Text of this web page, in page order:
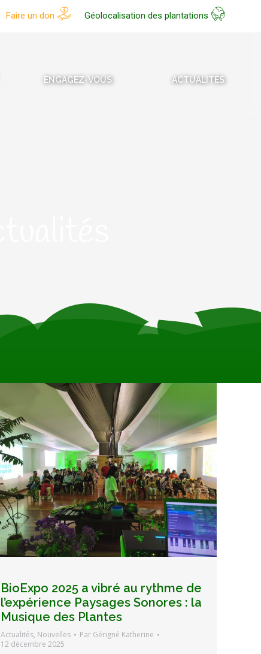
Faire un don Géolocalisation des plantations
ENGAGEZ-VOUS ACTUALITÉS
BioExpo 2025 a vibré au rythme de
l’expérience Paysages Sonores : la
Musique des Plantes
Actualités, Nouvelles Par Gérigné Katherine
12 décembre 2025